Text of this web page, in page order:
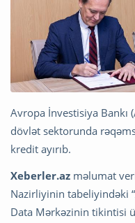
Avropa İnvestisiya Bankı
dövlət sektorunda
kredit ayırıb.
Xeberler.az məlumat
Nazirliyinin tabeliyindəki
Data Mərkəzinin tikintisi